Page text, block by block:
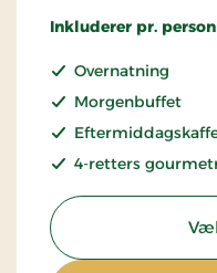
Inkluderer pr.
Overnatning
Morgenbuffet
4-retters